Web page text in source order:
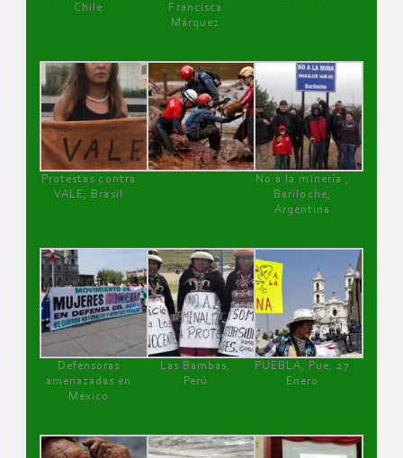
Chile
Francisca
Márquez
Protestas contra
VALE, Brasil
No a la minería ,
Bariloche,
Argentina
Defensoras
amenazadas en
México
Las Bambas,
Perú
PUEBLA, Pue, 27
Enero